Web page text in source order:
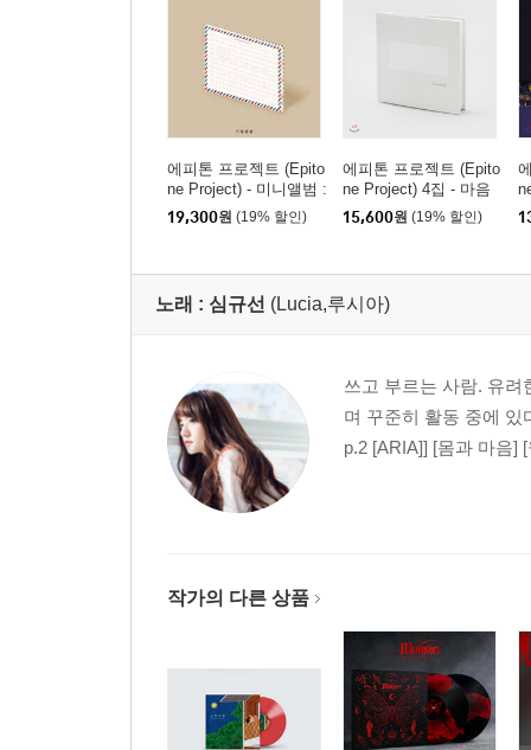
에피톤 프로젝트 (Epito
ne Project) - 미니앨범 :
기착寄着
19,300원 (19% 할인)
에피톤 프로젝트 (Epito
ne Project) 4집 - 마음
속의 단어들
15,600원 (19% 할인)
노래 : 심규선 (Lucia,루시아)
쓰고 부르는 사람. 유
며 꾸준히 활동 중에 있
p.2 [ARIA]] [몸과 마음]
작가의 다른 상품